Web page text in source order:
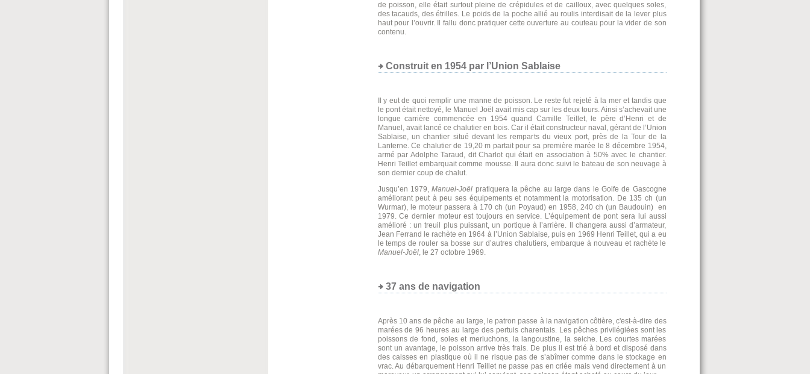
de poisson, elle était surtout pleine de crépidules et de cailloux, avec quelques soles,
des tacauds, des étrilles. Le poids de la poche allié au roulis interdisait de la lever plus
haut pour l’ouvrir. Il fallu donc pratiquer cette ouverture au couteau pour la vider de son
contenu.
Construit en 1954 par l’Union Sablaise
Il y eut de quoi remplir une manne de poisson. Le reste fut rejeté à la mer et tandis que
le pont était nettoyé, le Manuel Joël avait mis cap sur les deux tours. Ainsi s’achevait une
longue carrière commencée en 1954 quand Camille Teillet, le père d’Henri et de
Manuel, avait lancé ce chalutier en bois. Car il était constructeur naval, gérant de l’Union
Sablaise, un chantier situé devant les remparts du vieux port, près de la Tour de la
Lanterne. Ce chalutier de 19,20 m partait pour sa première marée le 8 décembre 1954,
armé par Adolphe Taraud, dit Charlot qui était en association à 50% avec le chantier.
Henri Teillet embarquait comme mousse. Il aura donc suivi le bateau de son neuvage à
son dernier coup de chalut.
Jusqu’en 1979,Manuel-Joël pratiquera la pêche au large dans le Golfe de Gascogne
améliorant peut à peu ses équipements et notamment la motorisation. De 135 ch (un
Wurmar), le moteur passera à 170 ch (un Poyaud) en 1958, 240 ch (un Baudouin) en
1979. Ce dernier moteur est toujours en service. L’équipement de pont sera lui aussi
amélioré : un treuil plus puissant, un portique à l’arrière. Il changera aussi d’armateur,
Jean Ferrand le rachète en 1964 à l’Union Sablaise, puis en 1969 Henri Teillet, qui a eu
le temps de rouler sa bosse sur d’autres chalutiers, embarque à nouveau et rachète le
Manuel-Joël, le 27 octobre 1969.
37 ans de navigation
Après 10 ans de pêche au large, le patron passe à la navigation côtière, c'est-à-dire des
marées de 96 heures au large des pertuis charentais. Les pêches privilégiées sont les
poissons de fond, soles et merluchons, la langoustine, la seiche. Les courtes marées
sont un avantage, le poisson arrive très frais. De plus il est trié à bord et disposé dans
des caisses en plastique où il ne risque pas de s’abîmer comme dans le stockage en
vrac. Au débarquement Henri Teillet ne passe pas en criée mais vend directement à un